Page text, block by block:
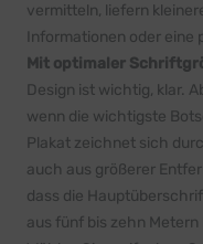
vermitteln, liefern
Informationen oder eine
Mit optimaler
Design ist wichtig, klar.
wenn die wichtigste
Plakat zeichnet sich
auch aus größerer
dass die
aus fünf bis zehn